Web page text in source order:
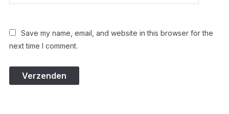
Save my name, email, and website in this browser for the
next time I comment.